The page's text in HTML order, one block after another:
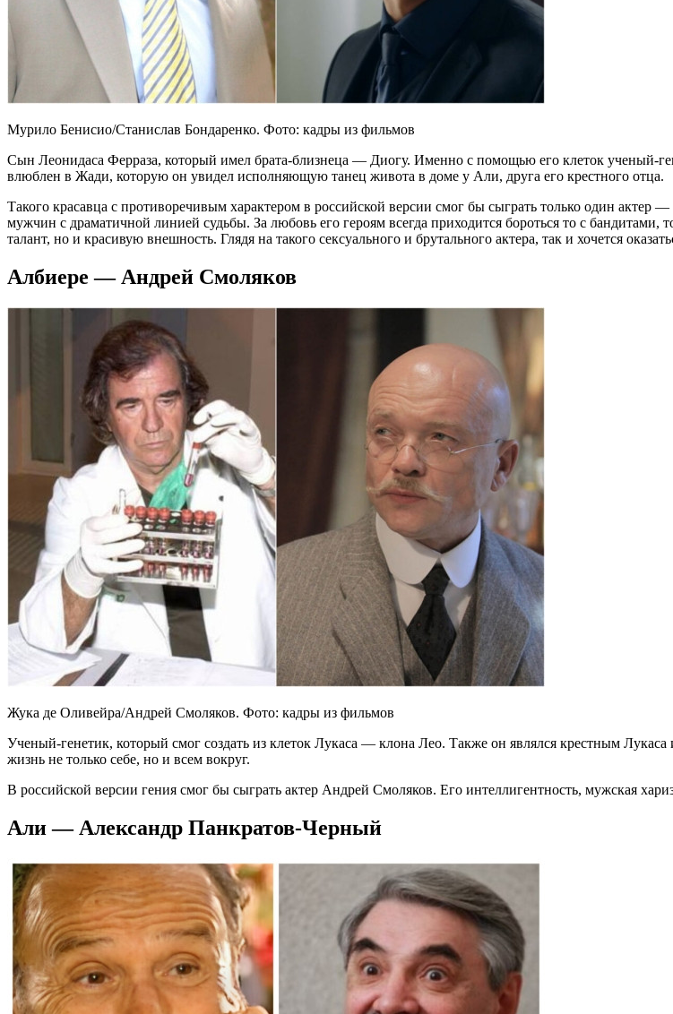
Мурило Бенисио/Станислав Бондаренко. Фото: кадры из фильмов
Сын Леонидаса Ферраза, который имел брата-близнеца — Диогу. Именно с помощью его клеток ученый-
влюблен в Жади, которую он увидел исполняющую танец живота в доме у Али, друга его крестного отца.
Такого красавца с противоречивым характером в российской версии смог бы сыграть только один актер
мужчин с драматичной линией судьбы. За любовь его героям всегда приходится бороться то с
талант, но и красивую внешность. Глядя на такого сексуального и брутального актера, так и хочется
Албиере — Андрей Смоляков
Жука де Оливейра/Андрей Смоляков. Фото: кадры из фильмов
Ученый-генетик, который смог создать из клеток Лукаса — клона Лео. Также он являлся крестным
жизнь не только себе, но и всем вокруг.
В российской версии гения смог бы сыграть актер Андрей Смоляков. Его интеллигентность, мужская
Али — Александр Панкратов-Черный